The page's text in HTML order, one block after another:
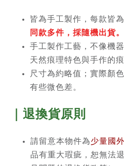
皆為手工製作，每款皆
同款多件，採隨機出貨。
手工製作工藝，不像機
天然痕理特色與手作的痕
尺寸為約略值；實際顏
有些微色差。
｜退換貨原則
請留意本物件為少量國
品有重大瑕疵，恕無法